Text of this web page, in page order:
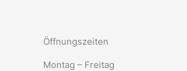
Öffnungszeiten
Montag – Freitag